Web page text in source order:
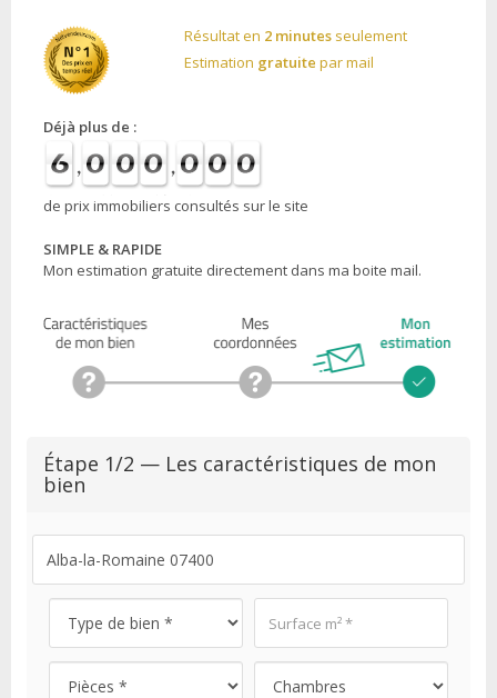
Résultat en 2 minutesseulement
Estimation gratuite par mail
Déjà plus de :
de prix immobiliers consultés sur le site
SIMPLE & RAPIDE
Mon estimation gratuite directement dans ma boite mail.
Étape 1/2 — Les caractéristiques de mon
bien